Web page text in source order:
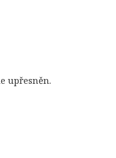
upřesněn.